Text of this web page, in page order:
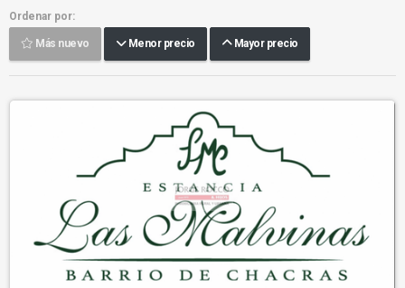
Ordenar por:
Más nuevo Menor precio Mayor precio